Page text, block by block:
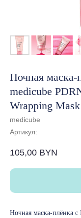
Ночная
medicube
Wrapping
medicube
Артикул:
105,00 BYN
Ночная маска-плёнка